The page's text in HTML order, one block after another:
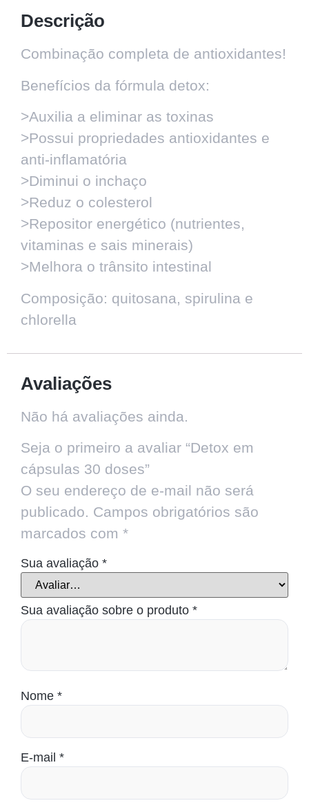
Descrição
Combinação completa de antioxidantes!
Benefícios da fórmula detox:
>Auxilia a eliminar as toxinas
>Possui propriedades antioxidantes e
anti-inflamatória
>Diminui o inchaço
>Reduz o colesterol
>Repositor energético (nutrientes,
vitaminas e sais minerais)
>Melhora o trânsito intestinal
Composição: quitosana, spirulina e
chlorella
Avaliações
Não há avaliações ainda.
Seja o primeiro a avaliar “Detox em
cápsulas 30 doses”
O seu endereço de e-mail não será
publicado. Campos obrigatórios são
marcados com *
Sua avaliação *
Sua avaliação sobre o produto *
Nome *
E-mail *